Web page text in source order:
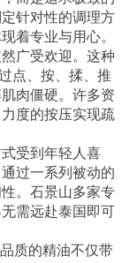
针对性的调理方
着专业与用心。
广受欢迎。这种
点、按、揉、推
肉僵硬。许多资
度的按压实现疏
受到年轻人喜
过一系列被动的
。石景山多家专
需远赴泰国即可
质的精油不仅带